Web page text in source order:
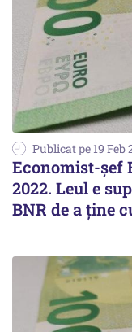
Publicat pe 19 Feb
Economist-șef
2022. Leul e
BNR de a ține